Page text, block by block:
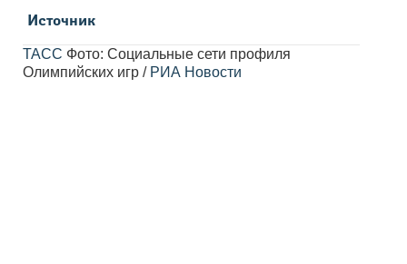
Источник
ТАСС Фото: Социальные сети профиля
Олимпийских игр / РИА Новости